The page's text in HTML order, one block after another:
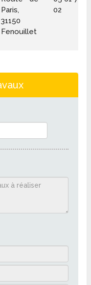
Paris,
31150
Fenouillet
02